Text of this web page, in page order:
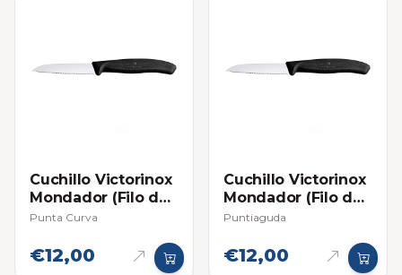
Cuchillo Victorinox
Mondador (Filo de
Sierra) - Individual
Punta Curva
€12,00
Cuchillo Victorinox
Mondador (Filo de
Sierra) - Individual
Puntiaguda
€12,00